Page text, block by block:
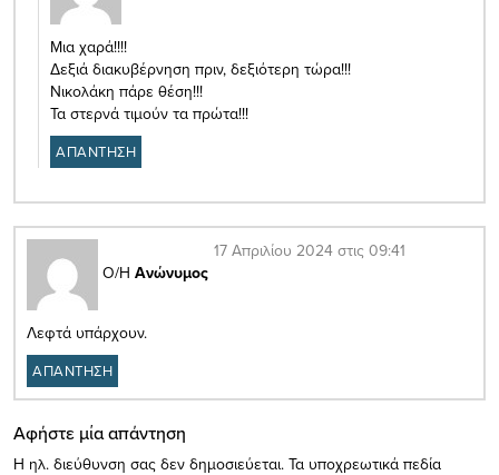
Μια χαρά!!!!
Δεξιά διακυβέρνηση πριν, δεξιότερη τώρα!!!
Νικολάκη πάρε θέση!!!
Τα στερνά τιμούν τα πρώτα!!!
ΑΠΑΝΤΗΣΗ
Ο/Η Ανώνυμος
17 Απριλίου 2024 στις 09:41
Λεφτά υπάρχουν.
ΑΠΑΝΤΗΣΗ
Αφήστε μία απάντηση
Η ηλ. διεύθυνση σας δεν δημοσιεύεται. Τα υποχρεωτικά πεδία